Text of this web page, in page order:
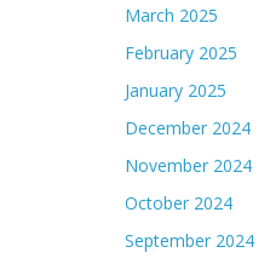
March 2025
February 2025
January 2025
December 2024
November 2024
October 2024
September 2024